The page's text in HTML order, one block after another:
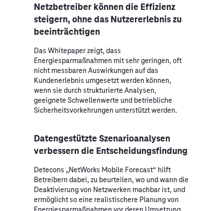
Netzbetreiber können die Effizienz
steigern, ohne das Nutzererlebnis zu
beeinträchtigen
Das Whitepaper zeigt, dass
Energiesparmaßnahmen mit sehr geringen, oft
nicht messbaren Auswirkungen auf das
Kundenerlebnis umgesetzt werden können,
wenn sie durch strukturierte Analysen,
geeignete Schwellenwerte und betriebliche
Sicherheitsvorkehrungen unterstützt werden.
Datengestützte Szenarioanalysen
verbessern die Entscheidungsfindung
Detecons „NetWorks Mobile Forecast“ hilft
Betreibern dabei, zu beurteilen, wo und wann die
Deaktivierung von Netzwerken machbar ist, und
ermöglicht so eine realistischere Planung von